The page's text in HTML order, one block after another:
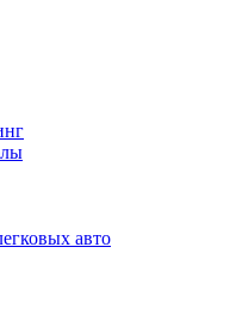
авто